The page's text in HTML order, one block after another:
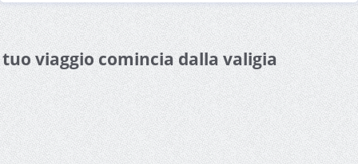
viaggio comincia dalla valigia